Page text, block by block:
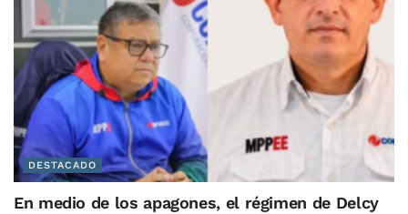
DESTACADO
En medio de los apagones, el régimen de Delcy